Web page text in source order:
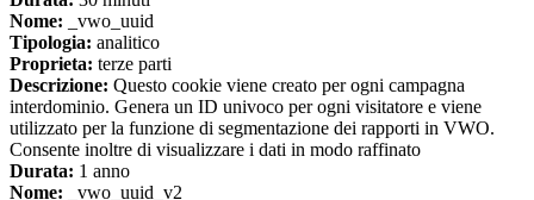
Nome: _vwo_uuid
Tipologia: analitico
Proprieta: terze parti
Descrizione: Questo cookie viene creato per ogni campagna
interdominio. Genera un ID univoco per ogni visitatore e viene
utilizzato per la funzione di segmentazione dei rapporti in VWO.
Consente inoltre di visualizzare i dati in modo raffinato
Durata: 1 anno
Nome: _vwo_uuid_v2